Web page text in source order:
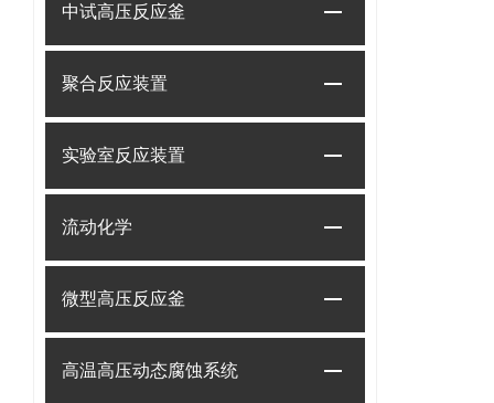
中试高压反应釜
聚合反应装置
实验室反应装置
流动化学
微型高压反应釜
高温高压动态腐蚀系统